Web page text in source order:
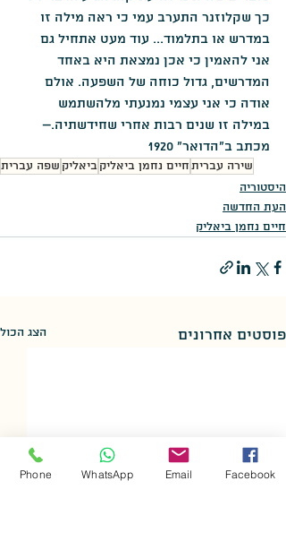
כך שקלוזנר התערב עמי כי ראה מילה זו
במדרש או בתלמוד... עוד מעט אתחיל גם
אני להאמין כי אכן נמצאת היא באחד
המדרשים, גדול כוחה של השפעה. אולם
אודה כי אני עצמי נמנעתי מלהשתמש
במילה זו שנים רבות אחרי שחידשתיה.–
מכתב ב"הדואר" 1920
שירה עבריתחיים נחמן ביאליקביאליק שפה עברית
היסטוריה
העת החדשה
חיים נחמן ביאליק
פוסטים אחרונים הצג הכול
Phone WhatsApp Email Facebook